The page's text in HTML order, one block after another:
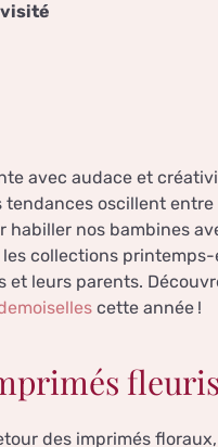
avec audace et
oscillent
nos bambines
les collections
leurs parents.
cette année !
fleuris
des imprimés